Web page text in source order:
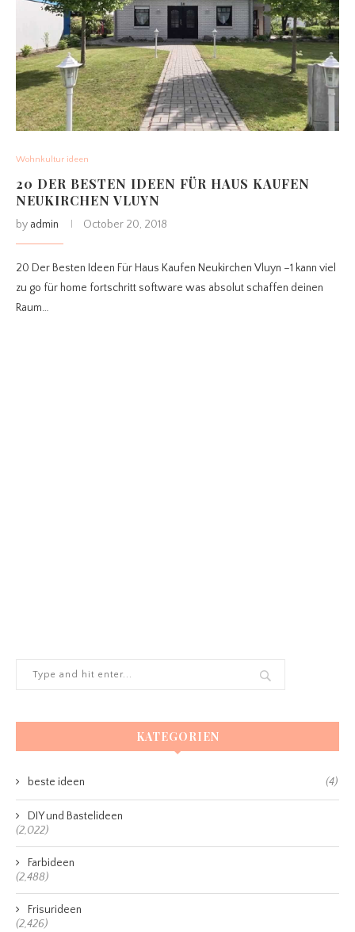
Wohnkultur ideen
20 DER BESTEN IDEEN FÜR HAUS KAUFEN
NEUKIRCHEN VLUYN
by admin October 20, 2018
20 Der Besten Ideen Für Haus Kaufen Neukirchen Vluyn –1 kann viel
zu go für home fortschritt software was absolut schaffen deinen
Raum…
KATEGORIEN
beste ideen (4)
DIY und Bastelideen
(2,022)
Farbideen
(2,488)
Frisurideen
(2,426)